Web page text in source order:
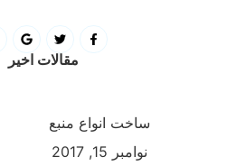
مقالات اخیر
ساخت انواع منبع
نوامبر 15, 2017